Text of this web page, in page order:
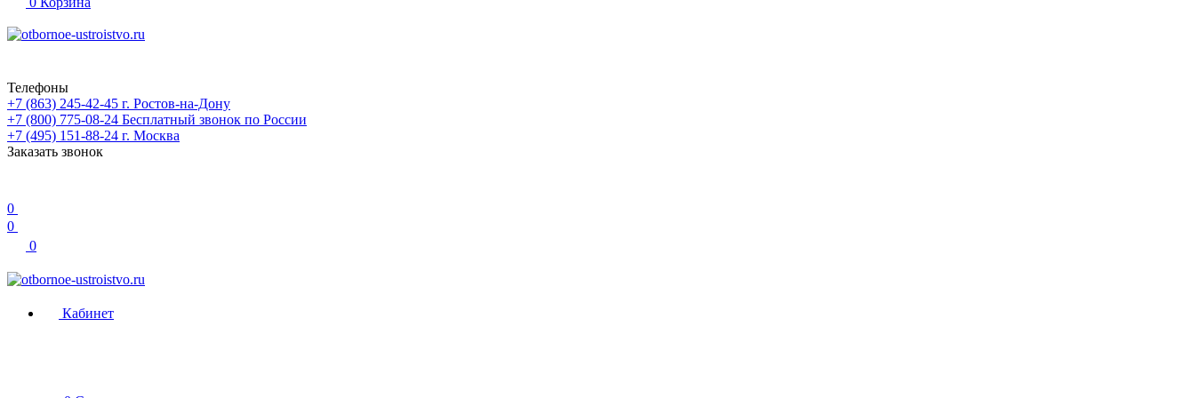
Телефоны
+7 (863) 245-42-45 г. Ростов-на-Дону
+7 (800) 775-08-24 Бесплатный звонок по России
+7 (495) 151-88-24 г. Москва
Заказать звонок
0
0
0
Кабинет